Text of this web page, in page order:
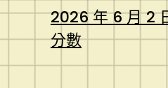
2026 年 6 月 2
分數